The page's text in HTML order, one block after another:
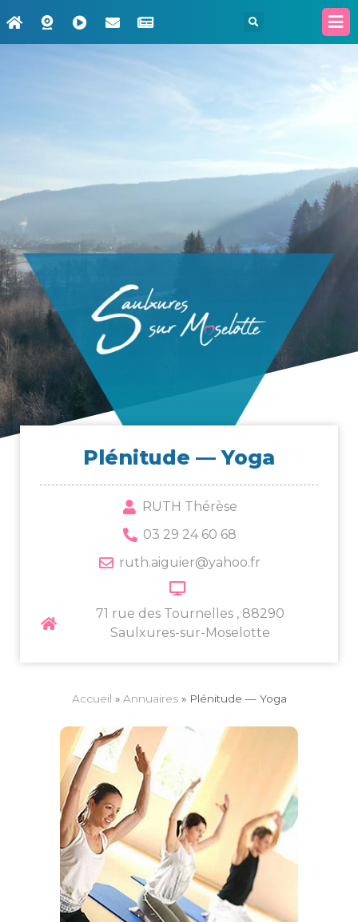
Plé­ni­tude — Yoga
RUTH Thérèse
03 29 24 60 68
ruth.aiguier@yahoo.fr
71 rue des Tournelles , 88290
Saulxures-sur-Moselotte
Accueil » Annuaires» Plé­ni­tude — Yoga